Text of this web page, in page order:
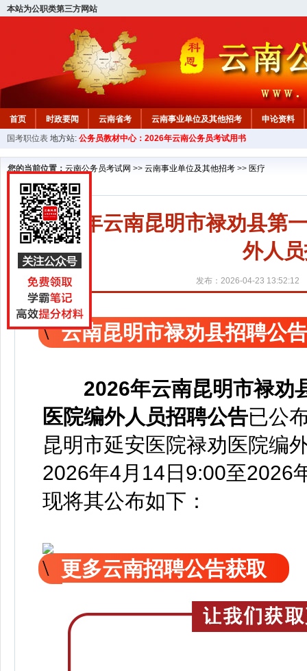
本站为公职类第三方网站
首页 时政要闻 云南省考 云南事业单位及其他招考
申论资料
国考职位表 地方站: 公务员教材中心：2026年云南公务员考试用书
您的当前位置： 云南公务员考试网 >> 云南事业单位及其他招考 >> 医疗
2026年云南昆明市禄劝县第
外人
发布：2026-04-23 13:52:12
云南昆明市禄劝县招聘公
2026年云南昆明市禄劝
医院编外人员招聘公告已公
昆明市延安医院禄劝医院编
2026年4月14日9:00至2026
现将其公布如下：
更多云南招聘公告获取